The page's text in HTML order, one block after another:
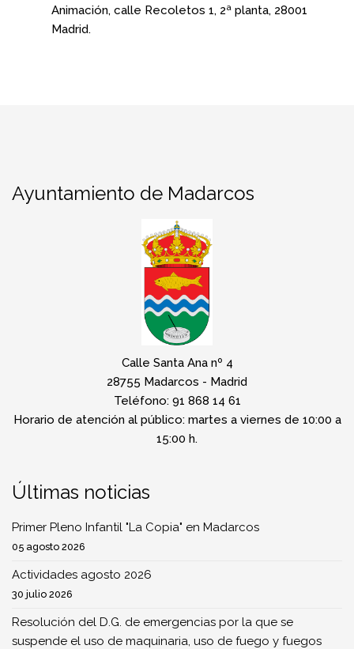
Animación, calle Recoletos 1, 2ª planta, 28001
Madrid.
Ayuntamiento de Madarcos
Calle Santa Ana nº 4
28755 Madarcos - Madrid
Teléfono: 91 868 14 61
Horario de atención al público: martes a viernes de 10:00 a
15:00 h.
Últimas noticias
Primer Pleno Infantil "La Copia" en Madarcos
05 agosto 2026
Actividades agosto 2026
30 julio 2026
Resolución del D.G. de emergencias por la que se
suspende el uso de maquinaria, uso de fuego y fuegos